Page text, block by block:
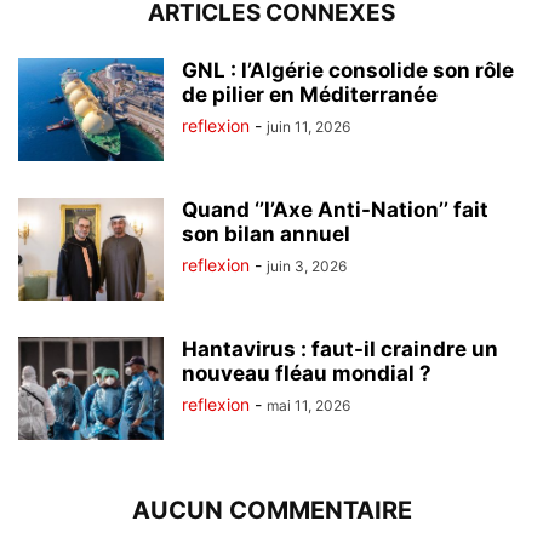
ARTICLES CONNEXES
GNL : l’Algérie consolide son rôle
de pilier en Méditerranée
reflexion - juin 11, 2026
Quand ‘’l’Axe Anti-Nation’’ fait
son bilan annuel
reflexion - juin 3, 2026
Hantavirus : faut-il craindre un
nouveau fléau mondial ?
reflexion - mai 11, 2026
AUCUN COMMENTAIRE